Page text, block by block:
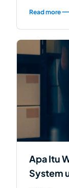
Read more
Apa Itu
System